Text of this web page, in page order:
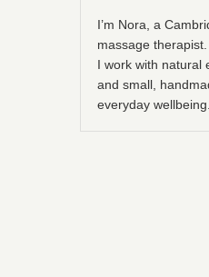
I’m Nora, a
massage therapist.
I work with natural
and small,
everyday wellbeing.